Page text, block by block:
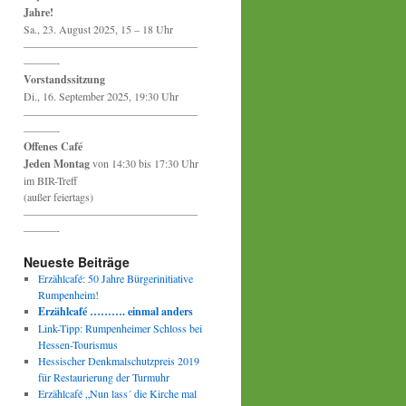
Jahre!
Sa., 23. August 2025, 15 – 18 Uhr
————————————————
———-
Vorstandssitzung
Di., 16. September 2025, 19:30 Uhr
————————————————
———-
Offenes Café
Jeden Montagvon 14:30 bis 17:30 Uhr
im BIR-Treff
(außer feiertags)
————————————————
———-
Neueste Beiträge
Erzählcafé: 50 Jahre Bürgerinitiative
Rumpenheim!
Erzählcafé ………. einmal anders
Link-Tipp: Rumpenheimer Schloss bei
Hessen-Tourismus
Hessischer Denkmalschutzpreis 2019
für Restaurierung der Turmuhr
Erzählcafé „Nun lass´ die Kirche mal